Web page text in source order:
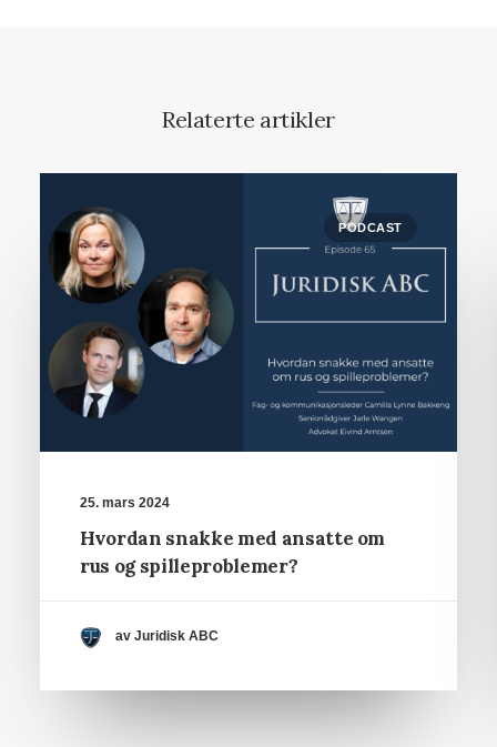
Relaterte artikler
PODCAST
25. mars 2024
Hvordan snakke med ansatte om
rus og spilleproblemer?
av Juridisk ABC